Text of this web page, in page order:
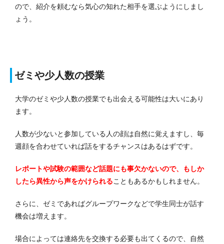
ので、紹介を頼むなら気心の知れた相手を選ぶようにしまし
ょう。
ゼミや少人数の授業
大学のゼミや少人数の授業でも出会える可能性は大いにあり
ます。
人数が少ないと参加している人の顔は自然に覚えますし、毎
週顔を合わせていれば話をするチャンスはあるはずです。
レポートや試験の範囲など話題にも事欠かないので、もしか
したら異性から声をかけられることもあるかもしれません。
さらに、ゼミであればグループワークなどで学生同士が話す
機会は増えます。
場合によっては連絡先を交換する必要も出てくるので、自然